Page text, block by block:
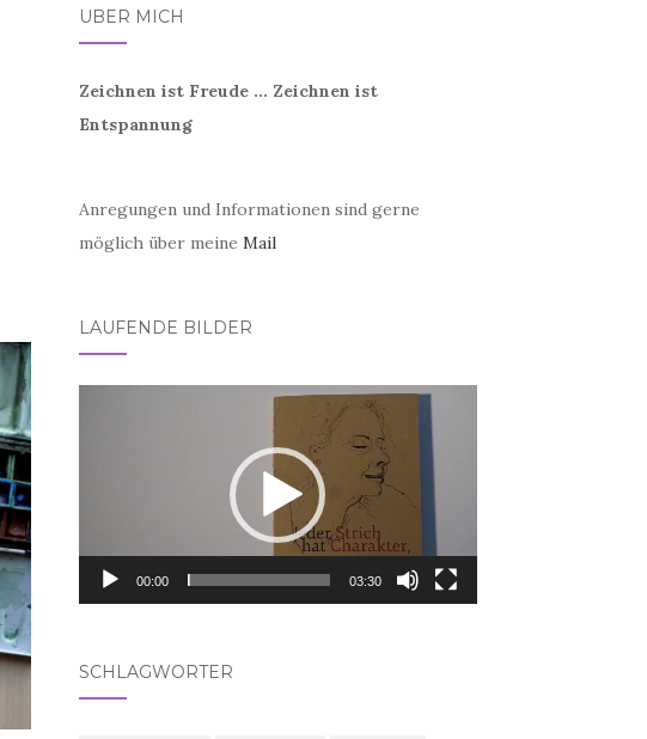
ÜBER MICH
Zeichnen ist Freude ... Zeichnen ist
Entspannung
Anregungen und Informationen sind gerne
möglich über meine Mail
LAUFENDE BILDER
00:00 03:30
SCHLAGWÖRTER